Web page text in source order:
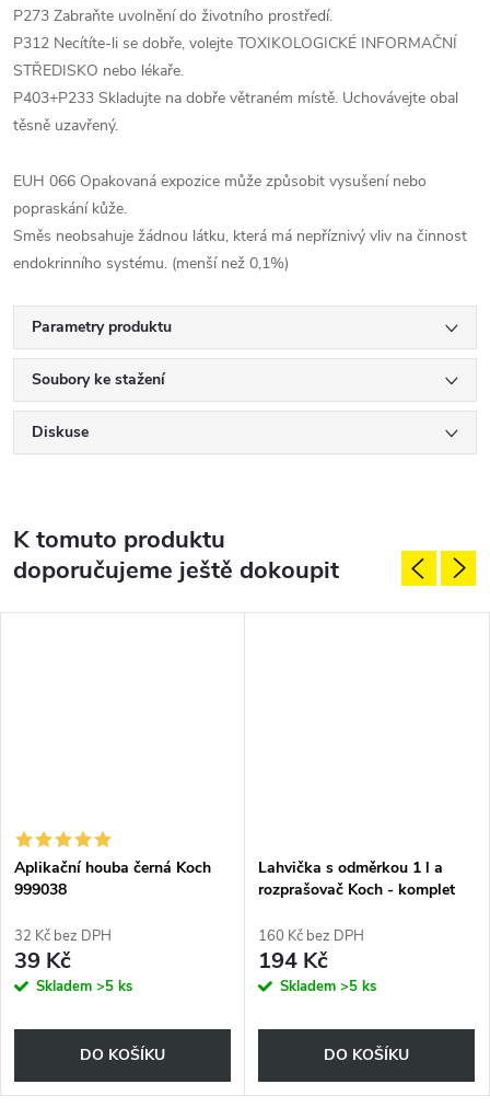
P273 Zabraňte uvolnění do životního prostředí.
P312 Necítíte-li se dobře, volejte TOXIKOLOGICKÉ INFORMAČNÍ
STŘEDISKO nebo lékaře.
P403+P233 Skladujte na dobře větraném místě. Uchovávejte obal
těsně uzavřený.
EUH 066 Opakovaná expozice může způsobit vysušení nebo
popraskání kůže.
Směs neobsahuje žádnou látku, která má nepříznivý vliv na činnost
endokrinního systému. (menší než 0,1%)
Parametry produktu
Soubory ke stažení
Diskuse
K tomuto produktu
doporučujeme ještě dokoupit
Aplikační houba černá Koch
999038
32 Kč bez DPH
39 Kč
Skladem >5 ks
DO KOŠÍKU
Lahvička s odměrkou 1 l a
rozprašovač Koch - komplet
160 Kč bez DPH
194 Kč
Skladem >5 ks
DO KOŠÍKU